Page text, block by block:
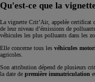
Qu'est-ce que la
La vignette Crit’Air, appelée certificat
de leur niveau d’émissions de
véhicules les plus polluants dans les
Elle concerne tous les véhicules
agricoles.
Son attribution dépend de plusieurs
la date de première immatriculation